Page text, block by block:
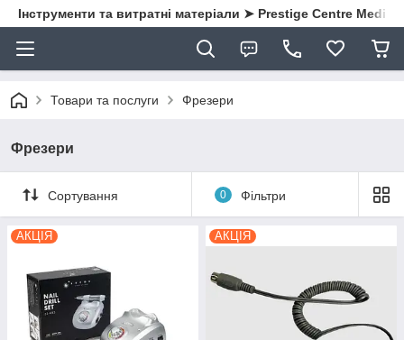
Інструменти та витратні матеріали ➤ Prestige Centre Medical
Товари та послуги Фрезери
Фрезери
Сортування 0 Фільтри
АКЦІЯ АКЦІЯ